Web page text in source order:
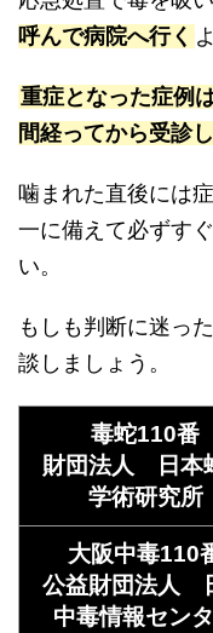
呼んで病院へ行く
重症となった症例
間経ってから受診
噛まれた直後には
一に備えて必ずす
い。
もしも判断に迷っ
談しましょう。
毒蛇110番
財団法人 日本
学術研究所
大阪中毒110
公益財団法人
中毒情報セン